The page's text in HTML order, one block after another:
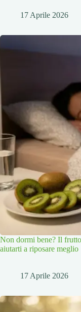
17 Aprile 2026
Non dormi bene? Il
aiutarti a riposare meglio
17 Aprile 2026